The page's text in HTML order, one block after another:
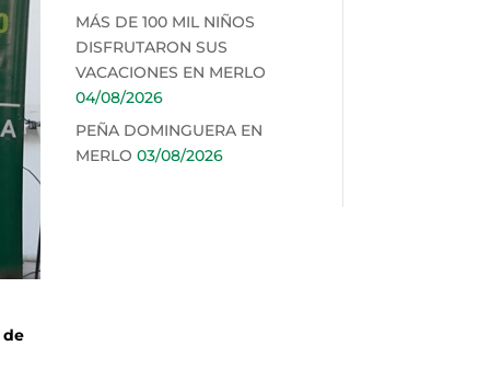
de
MÁS DE 100 MIL NIÑOS
DISFRUTARON SUS
VACACIONES EN MERLO
04/08/2026
PEÑA DOMINGUERA EN
MERLO 03/08/2026